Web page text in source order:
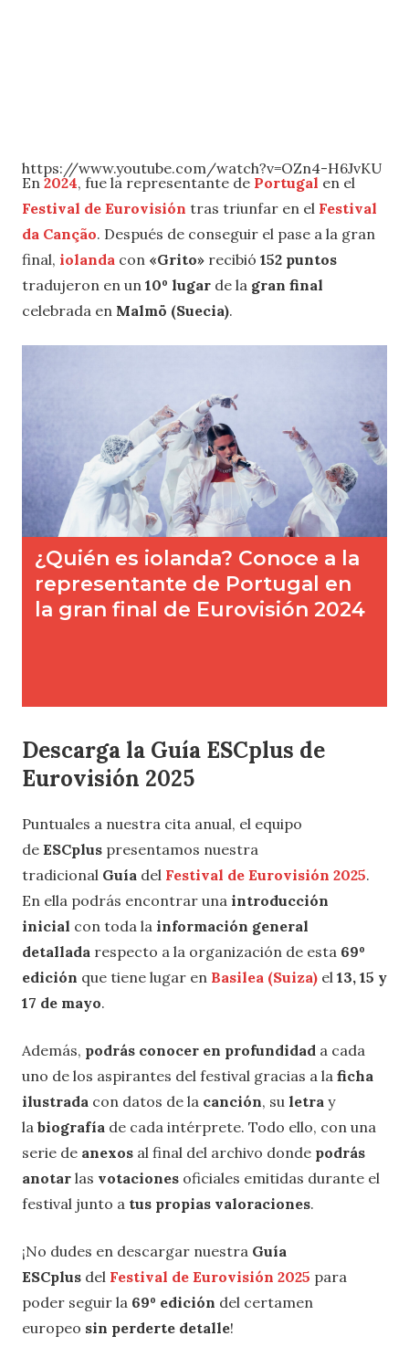
https://www.youtube.com/watch?v=OZn4-H6JvKU
En 2024, fue la representante de Portugal en el
Festival de Eurovisión tras triunfar en el Festival
da Canção. Después de conseguir el pase a la gran
final, iolanda con «Grito» recibió 152 puntos
tradujeron en un 10º lugar de la gran final
celebrada en Malmö (Suecia).
Descarga la Guía ESCplus de
Eurovisión 2025
Puntuales a nuestra cita anual, el equipo
de ESCplus presentamos nuestra
tradicional Guía del Festival de Eurovisión 2025.
En ella podrás encontrar una introducción
inicial con toda la información general
detallada respecto a la organización de esta 69º
edición que tiene lugar en Basilea (Suiza) el 13, 15 y
17 de mayo.
Además, podrás conocer en profundidad a cada
uno de los aspirantes del festival gracias a la ficha
ilustrada con datos de la canción, su letra y
la biografía de cada intérprete. Todo ello, con una
serie de anexos al final del archivo donde podrás
anotar las votaciones oficiales emitidas durante el
festival junto a tus propias valoraciones.
¡No dudes en descargar nuestra Guía
ESCplus del Festival de Eurovisión 2025 para
poder seguir la 69º edición del certamen
europeo sin perderte detalle!